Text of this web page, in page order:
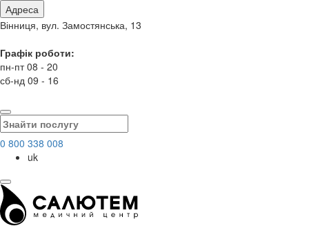
Адреса
Вінниця, вул. Замостянська, 13
Графік роботи:
пн-пт 08 - 20
сб-нд 09 - 16
0 800 338 008
uk